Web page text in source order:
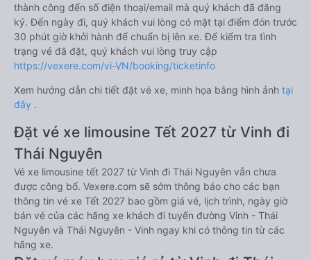
thành công đến số điện thoại/email mà quý khách đã đăng
ký. Đến ngày đi, quý khách vui lòng có mặt tại điểm đón trước
30 phút giờ khởi hành để chuẩn bị lên xe. Để kiểm tra tình
trạng vé đã đặt, quý khách vui lòng truy cập
https://vexere.com/vi-VN/booking/ticketinfo
Xem hướng dẫn chi tiết đặt vé xe, minh họa bằng hình ảnh tại
đây .
Đặt vé xe limousine Tết 2027 từ Vinh đi
Thái Nguyên
Vé xe limousine tết 2027 từ Vinh đi Thái Nguyên vẫn chưa
được công bố. Vexere.com sẽ sớm thông báo cho các bạn
thông tin vé xe Tết 2027 bao gồm giá vé, lịch trình, ngày giờ
bán vé của các hãng xe khách đi tuyến đường Vinh - Thái
Nguyên và Thái Nguyên - Vinh ngay khi có thông tin từ các
hãng xe.